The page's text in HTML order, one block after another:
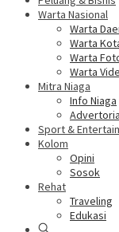
Warta Nasional
Warta
Warta
Warta
Warta
Mitra Niaga
Info Niaga
Sport &
Kolom
Opini
Sosok
Rehat
Traveling
Edukasi